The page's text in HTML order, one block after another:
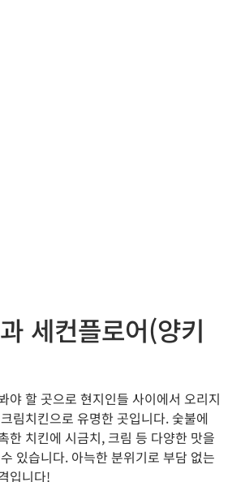
세컨플로어(양키
야 할 곳으로 현지인들 사이에서 오리지
림치킨으로 유명한 곳입니다. 숯불에
한 치킨에 시금치, 크림 등 다양한 맛을
있습니다. 아늑한 분위기로 부담 없는
입니다!